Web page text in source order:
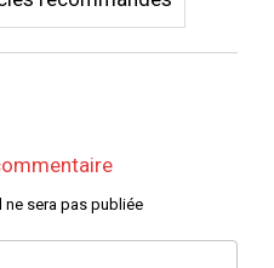
ne sera pas publiée